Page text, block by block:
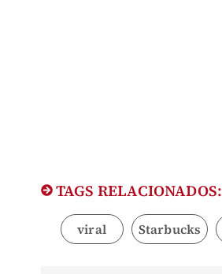
TAGS RELACIONADOS:
viral Starbucks